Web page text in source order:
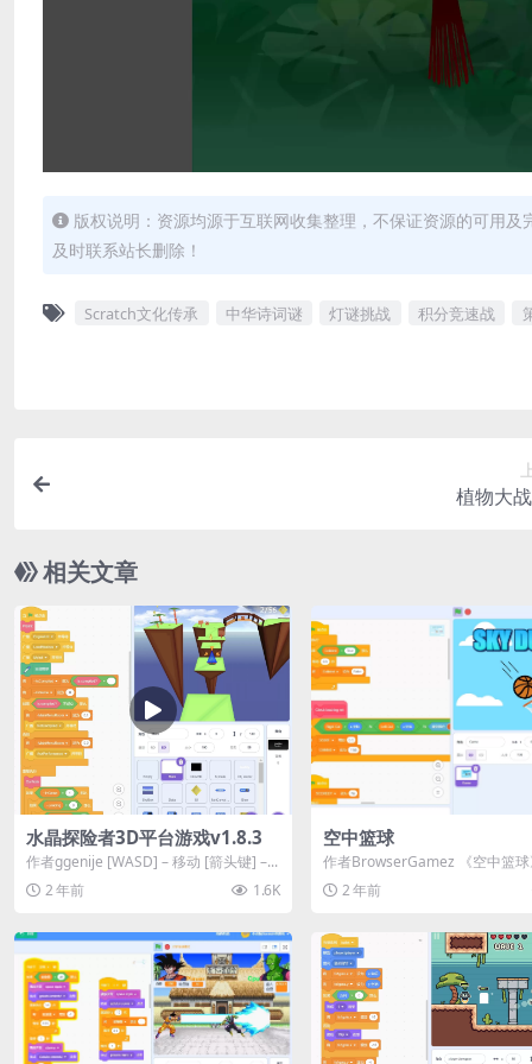
版权说明：资源均源于互联网收集整理，不保证资源的可用
及时联系站长删除！
Scratch文化传承 中华诗词谜 灯谜挑战 积分竞速战
植物大
相关文章
水晶探险者3D平台游戏v1.8.3
作者ggenije [WASD] – 移动 [箭头键] –...
2 年前
1.6K
空中篮球
作者BrowserGamez 《空中篮
款结合Scratch编程与篮球运动...
2 年前